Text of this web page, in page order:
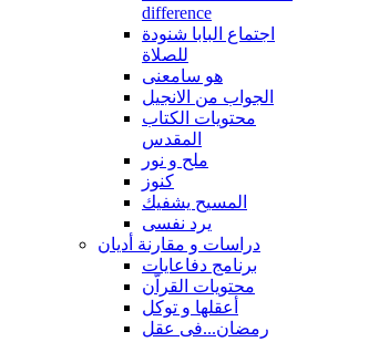
difference
اجتماع البابا شنودة
للصلاة
هو سامعنى
الجواب من الانجيل
محتويات الكتاب
المقدس
ملح و نور
كنوز
المسيح يشفيك
يرد نفسى
دراسات و مقارنة أديان
برنامج دفاعايات
محتويات القراّن
أعقلها و توكل
رمضان...فى عقل